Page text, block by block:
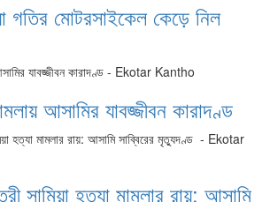
গতির মোটরসাইকেল কেড়ে নিল
আসামির যাবজ্জীবন কারাদণ্ড
সামিয়া হত্যা মামলার রায়: আসামি